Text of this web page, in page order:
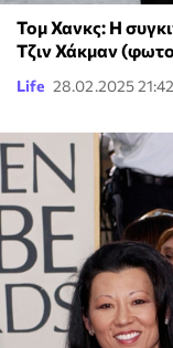
Τομ Χανκς: Η
Τζιν Χάκμαν
Life 28.02.2025 21:42